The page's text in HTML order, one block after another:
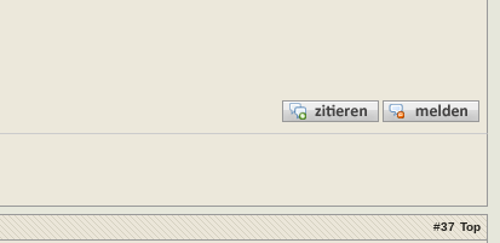
#37 Top